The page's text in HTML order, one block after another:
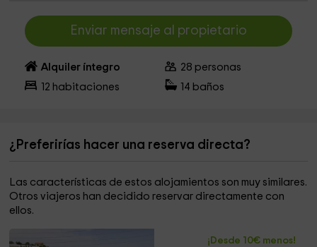
Enviar mensaje al propietario
Alquiler íntegro 28 personas
12 habitaciones 14 baños
¿Preferirías hacer una reserva directa?
Las características de estos alojamientos son muy similares.
Otros viajeros han decidido reservar directamente con
ellos.
¡Desde 10€ menos!